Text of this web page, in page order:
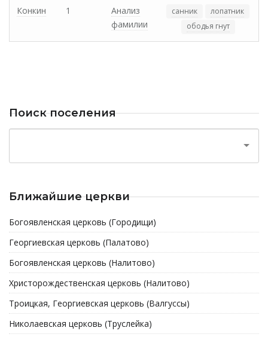
Конкин 1
Анализ
фамилии
санник
лопатник
ободья гнут
Поиск поселения
Ближайшие церкви
Богоявленская церковь (Городищи)
Георгиевская церковь (Палатово)
Богоявленская церковь (Налитово)
Христорождественская церковь (Налитово)
Троицкая, Георгиевская церковь (Валгуссы)
Николаевская церковь (Труслейка)